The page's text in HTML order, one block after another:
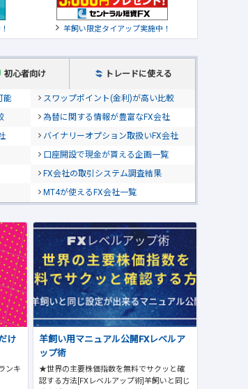
羊飼い限定タイアップ実施中！
初心者向け トレードに使える
能
スワップポイント(金利)が高い比較
為替に関する情報が豊富なFX会社
バイナリーオプション取扱いFX会社
口座開設で現金が貰える企画一覧
FX会社の取引システム調査結果
MT4が使えるFX会社一覧
け
ンキ
羊飼い用マニュアル公開FXレベルア
ップ術
★世界の主要株価指数を無料でサクッと確
認する方法[FXレベルアップ術]羊飼いと同じ